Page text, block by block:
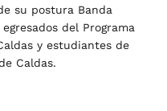
su postura Banda
del Programa
y estudiantes de
Caldas.